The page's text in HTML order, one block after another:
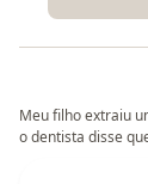
Meu filho extraiu
o dentista disse